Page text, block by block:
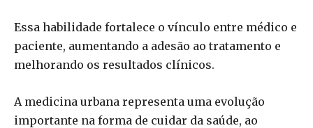
Essa habilidade fortalece o vínculo entre médico e
paciente, aumentando a adesão ao tratamento e
melhorando os resultados clínicos.
A medicina urbana representa uma evolução
importante na forma de cuidar da saúde, ao